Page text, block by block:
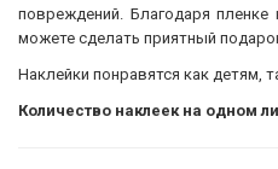
повреждений. Благодаря
можете сделать приятный
Наклейки понравятся как детям,
Количество наклеек на одном